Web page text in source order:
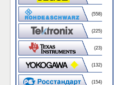
(558)
(225)
(23)
(132)
(154)